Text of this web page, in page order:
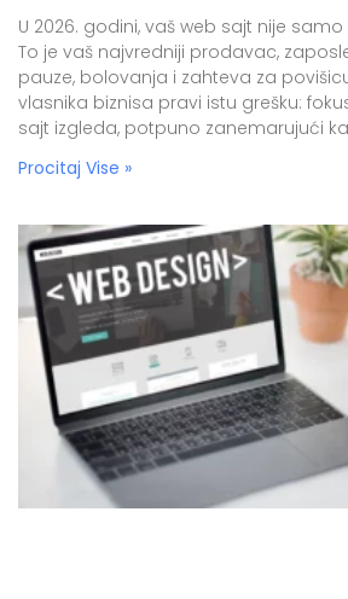
U 2026. godini, vaš web sajt nije
To je vaš najvredniji prodavac,
pauze, bolovanja i zahteva za
vlasnika biznisa pravi istu grešku:
sajt izgleda, potpuno zanemarujući
Procitaj Vise »